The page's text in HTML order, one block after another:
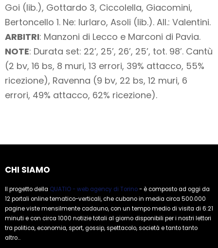
Goi (lib.), Gottardo 3, Ciccolella, Giacomini,
Bertoncello 1. Ne: Iurlaro, Asoli (lib.). All.: Valentini.
ARBITRI: Manzoni di Lecco e Marconi di Pavia.
NOTE: Durata set: 22’, 25’, 26’, 25’, tot. 98’. Cantù
(2 bv, 16 bs, 8 muri, 13 errori, 39% attacco, 55%
ricezione), Ravenna (9 bv, 22 bs, 12 muri, 6
errori, 49% attacco, 62% ricezione).
CHI SIAMO
Il progetto della QUATIO - web agency di Torino- è composto ad oggi da
12 portali online tematico-verticali, che cubano in media circa 500.000
pagine viste mensilmente cadauno, con un tempo medio di visita di 6:21
minuti e con circa 1000 notizie totali al giorno disponibili per i nostri lettori
tra politica, economia, sport, gossip, spettacolo, società e tanto tanto
altro...